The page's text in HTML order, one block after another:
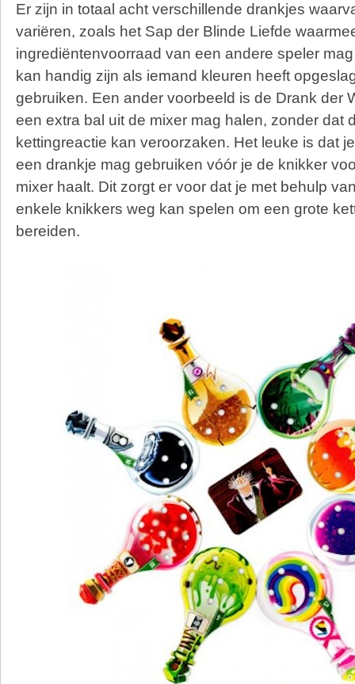
Er zijn in totaal acht verschillende drankjes
variëren, zoals het Sap der Blinde Liefde
ingrediëntenvoorraad van een andere speler
kan handig zijn als iemand kleuren heeft
gebruiken. Een ander voorbeeld is de Drank der
een extra bal uit de mixer mag halen, zonder dat
kettingreactie kan veroorzaken. Het leuke is dat
een drankje mag gebruiken vóór je de knikker
mixer haalt. Dit zorgt er voor dat je met behulp
enkele knikkers weg kan spelen om een grote
bereiden.